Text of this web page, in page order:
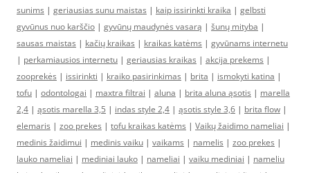
sunims | geriausias sunu maistas | kaip issirinkti kraika | gelbsti
gyvūnus nuo karščio | gyvūnų maudynės vasarą | šunų mityba |
sausas maistas | kačių kraikas | kraikas katėms | gyvūnams internetu
| perkamiausios internetu | geriausias kraikas | akcija prekems |
zooprekės | issirinkti | kraiko pasirinkimas | brita | ismokyti katina |
tofu | odontologai | maxtra filtrai | aluna | brita aluna ąsotis | marella
2,4 | ąsotis marella 3,5 | indas style 2,4 | ąsotis style 3,6 | brita flow |
elemaris | zoo prekes | tofu kraikas katėms | Vaikų žaidimo nameliai |
medinis žaidimui | medinis vaiku | vaikams | namelis | zoo prekes |
lauko nameliai | mediniai lauko | nameliai | vaiku mediniai | nameliu